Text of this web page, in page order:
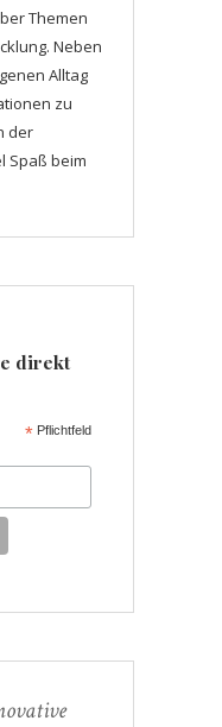
Themen
Neben
Alltag
zu
der
Spaß beim
direkt
* Pflichtfeld